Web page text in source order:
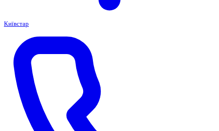
Київстар